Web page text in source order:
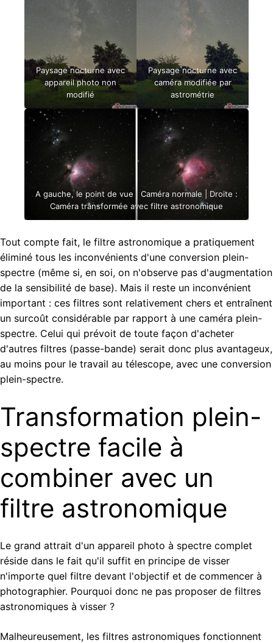
Paysage nocturne avec
appareil photo non
modifié
Paysage nocturne avec
caméra modifiée par
astrométrie
A gauche, le point de vue : Caméra normale | Droite :
Caméra transformée avec filtre astronomique
Tout compte fait, le filtre astronomique a pratiquement
éliminé tous les inconvénients d'une conversion plein-
spectre (même si, en soi, on n'observe pas d'augmentation
de la sensibilité de base). Mais il reste un inconvénient
important : ces filtres sont relativement chers et entraînent
un surcoût considérable par rapport à une caméra plein-
spectre. Celui qui prévoit de toute façon d'acheter
d'autres filtres (passe-bande) serait donc plus avantageux,
au moins pour le travail au télescope, avec une conversion
plein-spectre.
Transformation plein-
spectre facile à
combiner avec un
filtre astronomique
Le grand attrait d'un appareil photo à spectre complet
réside dans le fait qu'il suffit en principe de visser
n'importe quel filtre devant l'objectif et de commencer à
photographier. Pourquoi donc ne pas proposer de filtres
astronomiques à visser ?
Malheureusement, les filtres astronomiques fonctionnent